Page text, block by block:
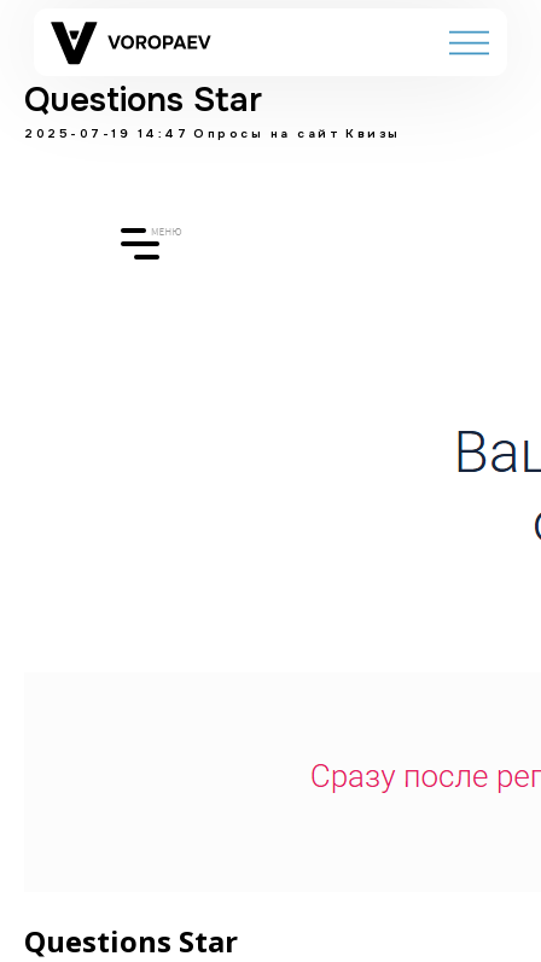
Questions Star
2025-07-19 14:47 Опросы на сайт Квизы
Questions Star